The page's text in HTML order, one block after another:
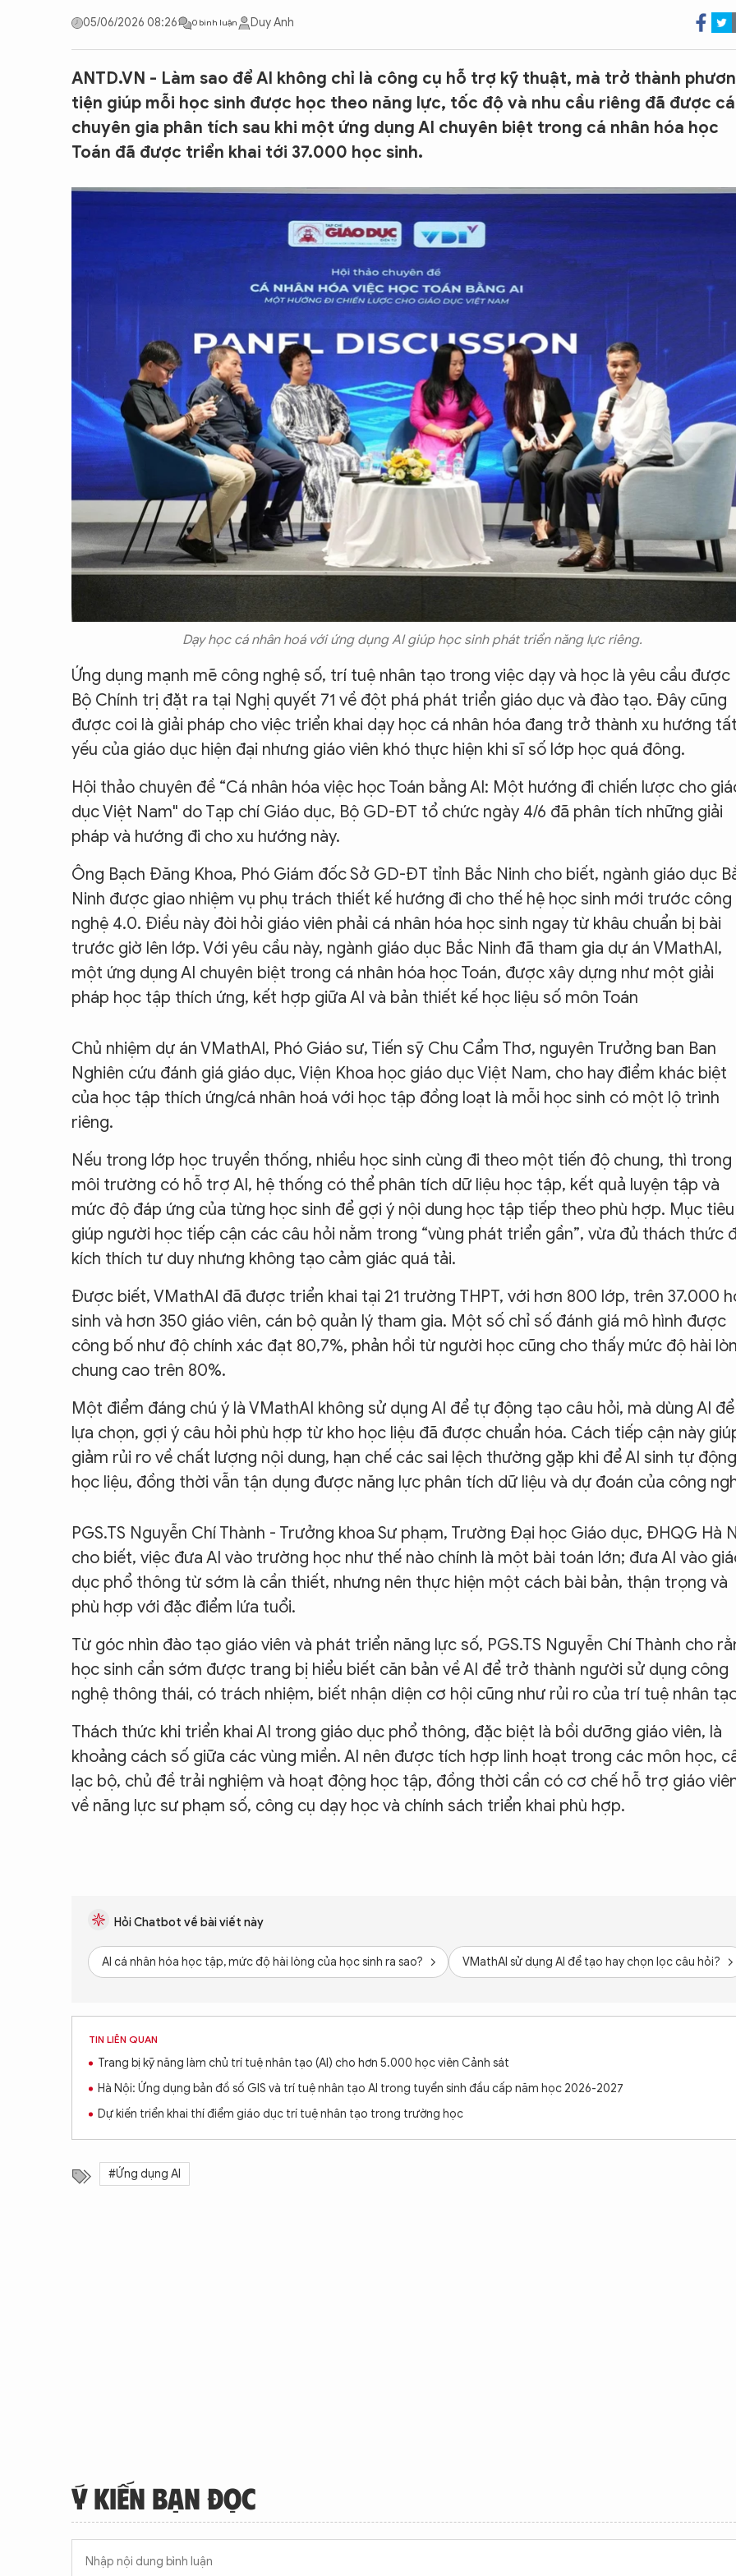
CON ĐƯỜNG KHỞI NGHIỆP
05/06/2026 08:26 0 bình luận Duy Anh
ANTD.VN - Làm sao để AI không chỉ là công cụ hỗ trợ kỹ thuật, mà trở thành
tiện giúp mỗi học sinh được học theo năng lực, tốc độ và nhu cầu riêng đã được
chuyên gia phân tích sau khi một ứng dụng AI chuyên biệt trong cá nhân hóa học
Toán đã được triển khai tới 37.000 học sinh.
Dạy học cá nhân hoá với ứng dụng AI giúp học sinh phát triển năng lực riêng.
Ứng dụng mạnh mẽ công nghệ số, trí tuệ nhân tạo trong việc dạy và học là yêu cầu được
Bộ Chính trị đặt ra tại Nghị quyết 71 về đột phá phát triển giáo dục và đào tạo. Đây cũng
được coi là giải pháp cho việc triển khai dạy học cá nhân hóa đang trở thành xu hướng tất
yếu của giáo dục hiện đại nhưng giáo viên khó thực hiện khi sĩ số lớp học quá đông.
Hội thảo chuyên đề “Cá nhân hóa việc học Toán bằng AI: Một hướng đi chiến lược cho
dục Việt Nam" do Tạp chí Giáo dục, Bộ GD-ĐT tổ chức ngày 4/6 đã phân tích những giải
pháp và hướng đi cho xu hướng này.
Ông Bạch Đăng Khoa, Phó Giám đốc Sở GD-ĐT tỉnh Bắc Ninh cho biết, ngành giáo dục
Ninh được giao nhiệm vụ phụ trách thiết kế hướng đi cho thế hệ học sinh mới trước công
nghệ 4.0. Điều này đòi hỏi giáo viên phải cá nhân hóa học sinh ngay từ khâu chuẩn bị bài
trước giờ lên lớp. Với yêu cầu này, ngành giáo dục Bắc Ninh đã tham gia dự án VMathAI,
một ứng dụng AI chuyên biệt trong cá nhân hóa học Toán, được xây dựng như một giải
pháp học tập thích ứng, kết hợp giữa AI và bản thiết kế học liệu số môn Toán
Chủ nhiệm dự án VMathAI, Phó Giáo sư, Tiến sỹ Chu Cẩm Thơ, nguyên Trưởng ban Ban
Nghiên cứu đánh giá giáo dục, Viện Khoa học giáo dục Việt Nam, cho hay điểm khác biệt
của học tập thích ứng/cá nhân hoá với học tập đồng loạt là mỗi học sinh có một lộ trình
riêng.
Nếu trong lớp học truyền thống, nhiều học sinh cùng đi theo một tiến độ chung, thì trong
môi trường có hỗ trợ AI, hệ thống có thể phân tích dữ liệu học tập, kết quả luyện tập và
mức độ đáp ứng của từng học sinh để gợi ý nội dung học tập tiếp theo phù hợp. Mục tiêu
giúp người học tiếp cận các câu hỏi nằm trong “vùng phát triển gần”, vừa đủ thách thức
kích thích tư duy nhưng không tạo cảm giác quá tải.
Được biết, VMathAI đã được triển khai tại 21 trường THPT, với hơn 800 lớp, trên 37.000
sinh và hơn 350 giáo viên, cán bộ quản lý tham gia. Một số chỉ số đánh giá mô hình được
công bố như độ chính xác đạt 80,7%, phản hồi từ người học cũng cho thấy mức độ hài
chung cao trên 80%.
Một điểm đáng chú ý là VMathAI không sử dụng AI để tự động tạo câu hỏi, mà dùng AI để
lựa chọn, gợi ý câu hỏi phù hợp từ kho học liệu đã được chuẩn hóa. Cách tiếp cận này
giảm rủi ro về chất lượng nội dung, hạn chế các sai lệch thường gặp khi để AI sinh tự động
học liệu, đồng thời vẫn tận dụng được năng lực phân tích dữ liệu và dự đoán của công
PGS.TS Nguyễn Chí Thành - Trưởng khoa Sư phạm, Trường Đại học Giáo dục, ĐHQG Hà
cho biết, việc đưa AI vào trường học như thế nào chính là một bài toán lớn; đưa AI vào
dục phổ thông từ sớm là cần thiết, nhưng nên thực hiện một cách bài bản, thận trọng và
phù hợp với đặc điểm lứa tuổi.
Từ góc nhìn đào tạo giáo viên và phát triển năng lực số, PGS.TS Nguyễn Chí Thành cho
học sinh cần sớm được trang bị hiểu biết căn bản về AI để trở thành người sử dụng công
nghệ thông thái, có trách nhiệm, biết nhận diện cơ hội cũng như rủi ro của trí tuệ nhân
Thách thức khi triển khai AI trong giáo dục phổ thông, đặc biệt là bồi dưỡng giáo viên, là
khoảng cách số giữa các vùng miền. AI nên được tích hợp linh hoạt trong các môn học,
lạc bộ, chủ đề trải nghiệm và hoạt động học tập, đồng thời cần có cơ chế hỗ trợ giáo
về năng lực sư phạm số, công cụ dạy học và chính sách triển khai phù hợp.
Hỏi Chatbot về bài viết này
AI cá nhân hóa học tập, mức độ hài lòng của học sinh ra sao? VMathAI sử dụng AI để tạo hay chọn lọc câu hỏi?
TIN LIÊN QUAN
Trang bị kỹ năng làm chủ trí tuệ nhân tạo (AI) cho hơn 5.000 học viên Cảnh sát
Hà Nội: Ứng dụng bản đồ số GIS và trí tuệ nhân tạo AI trong tuyển sinh đầu cấp năm học 2026-2027
Dự kiến triển khai thí điểm giáo dục trí tuệ nhân tạo trong trường học
#Ứng dụng AI
Ý KIẾN BẠN ĐỌC